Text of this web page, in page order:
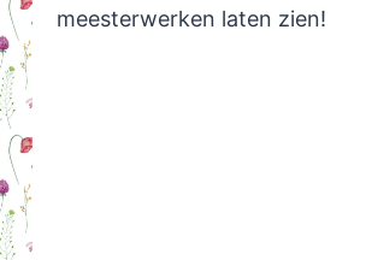
meesterwerken laten zien!